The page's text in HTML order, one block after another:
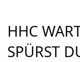
HHC
SPÜRST